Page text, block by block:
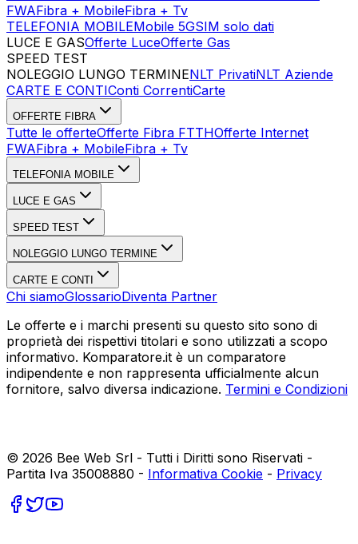
FWAFibra + MobileFibra + Tv
TELEFONIA MOBILEMobile 5GSIM solo dati
LUCE E GASOfferte LuceOfferte Gas
SPEED TEST
NOLEGGIO LUNGO TERMINENLT PrivatiNLT Aziende
CARTE E CONTIConti CorrentiCarte
OFFERTE FIBRA
Tutte le offerteOfferte Fibra FTTHOfferte Internet
FWAFibra + MobileFibra + Tv
TELEFONIA MOBILE
LUCE E GAS
SPEED TEST
NOLEGGIO LUNGO TERMINE
CARTE E CONTI
Chi siamoGlossarioDiventa Partner
Le offerte e i marchi presenti su questo sito sono di
proprietà dei rispettivi titolari e sono utilizzati a scopo
informativo. Komparatore.it è un comparatore
indipendente e non rappresenta ufficialmente alcun
fornitore, salvo diversa indicazione. Termini e Condizioni
© 2026 Bee Web Srl - Tutti i Diritti sono Riservati -
Partita Iva 35008880 - Informativa Cookie - Privacy